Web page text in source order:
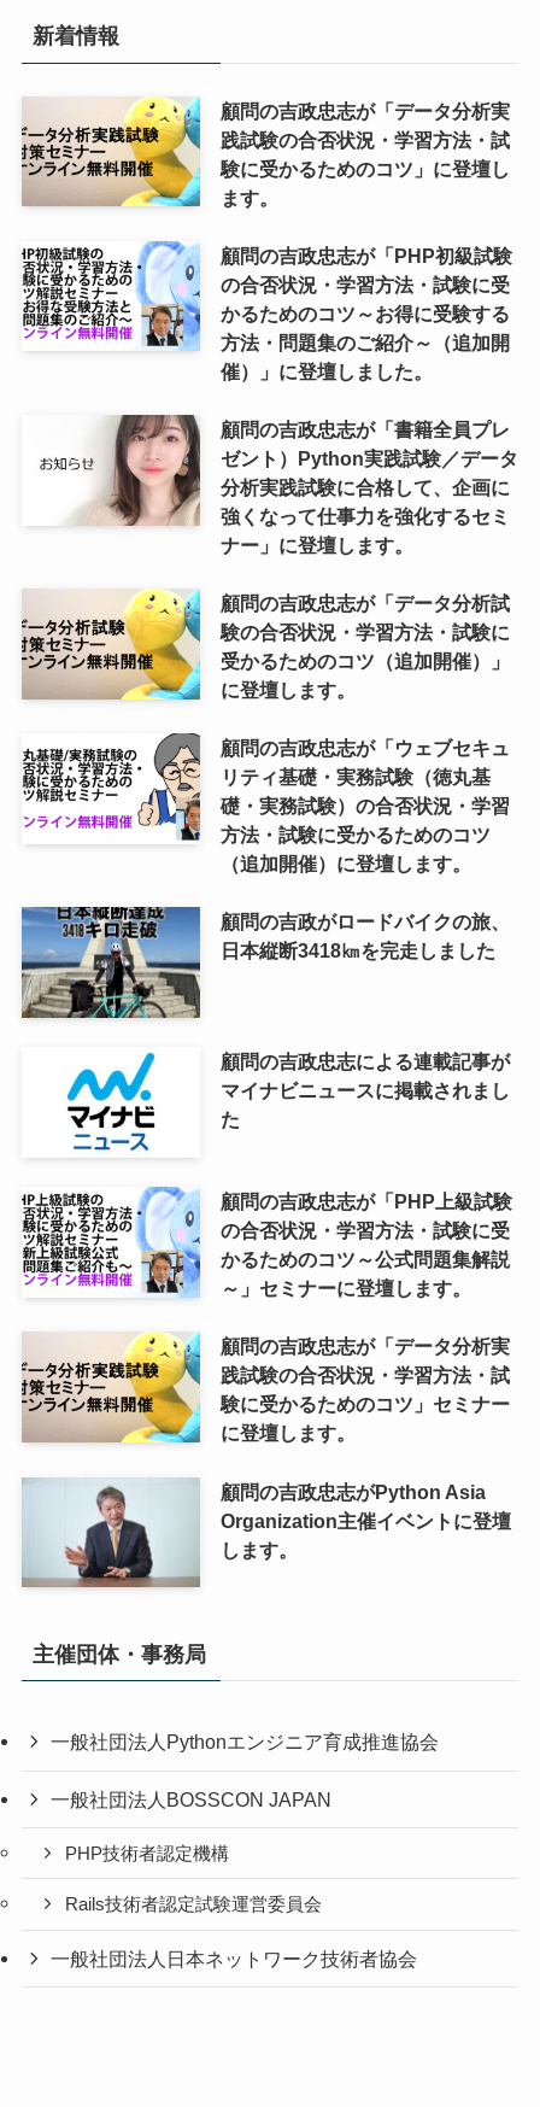
新着情報
顧問の吉政忠志が「データ分析実
践試験の合否状況・学習方法・試
験に受かるためのコツ」に登壇し
ます。
顧問の吉政忠志が「PHP初級試験
の合否状況・学習方法・試験に受
かるためのコツ～お得に受験する
方法・問題集のご紹介～（追加開
催）」に登壇しました。
顧問の吉政忠志が「書籍全員プレ
ゼント）Python実践試験／データ
分析実践試験に合格して、企画に
強くなって仕事力を強化するセミ
ナー」に登壇します。
顧問の吉政忠志が「データ分析試
験の合否状況・学習方法・試験に
受かるためのコツ（追加開催）」
に登壇します。
顧問の吉政忠志が「ウェブセキュ
リティ基礎・実務試験（徳丸基
礎・実務試験）の合否状況・学習
方法・試験に受かるためのコツ
（追加開催）に登壇します。
顧問の吉政がロードバイクの旅、
日本縦断3418㎞を完走しました
顧問の吉政忠志による連載記事が
マイナビニュースに掲載されまし
た
顧問の吉政忠志が「PHP上級試験
の合否状況・学習方法・試験に受
かるためのコツ～公式問題集解説
～」セミナーに登壇します。
顧問の吉政忠志が「データ分析実
践試験の合否状況・学習方法・試
験に受かるためのコツ」セミナー
に登壇します。
顧問の吉政忠志がPython Asia
Organization主催イベントに登壇
します。
主催団体・事務局
一般社団法人Pythonエンジニア育成推進協会
一般社団法人BOSSCON JAPAN
PHP技術者認定機構
Rails技術者認定試験運営委員会
一般社団法人日本ネットワーク技術者協会